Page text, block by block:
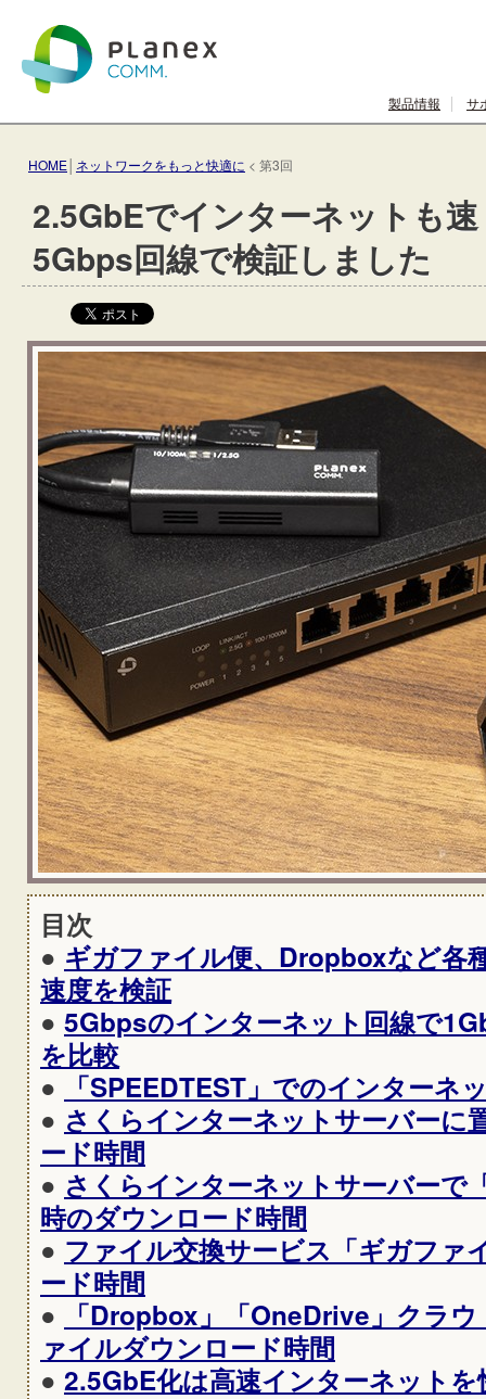
製品情報 サ
HOME│ ネットワークをもっと快適に < 第3回
2.5GbEでインターネットも
5Gbps回線で検証しました
目次
● ギガファイル便、Dropboxなど各
速度を検証
● 5Gbpsのインターネット回線で
を比較
●
「SPEEDTEST」でのインターネ
● さくらインターネットサーバーに
ード時間
● さくらインターネットサーバーで
時のダウンロード時間
● ファイル交換サービス「ギガファ
ード時間
●
「Dropbox」「OneDrive」クラ
ァイルダウンロード時間
● 2.5GbE化は高速インターネット